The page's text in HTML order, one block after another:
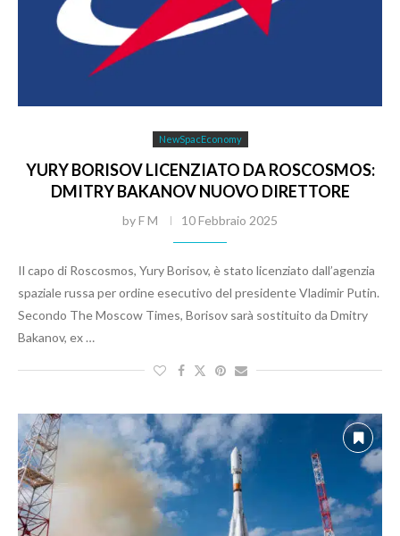
NewSpacEconomy
YURY BORISOV LICENZIATO DA ROSCOSMOS:
DMITRY BAKANOV NUOVO DIRETTORE
byF M 10 Febbraio 2025
Il capo di Roscosmos, Yury Borisov, è stato licenziato dall’agenzia
spaziale russa per ordine esecutivo del presidente Vladimir Putin.
Secondo The Moscow Times, Borisov sarà sostituito da Dmitry
Bakanov, ex …